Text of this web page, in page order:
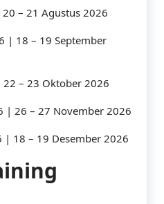
– 21 Agustus 2026
| 18 – 19 September
– 23 Oktober 2026
| 26 – 27 November 2026
| 18 – 19 Desember 2026